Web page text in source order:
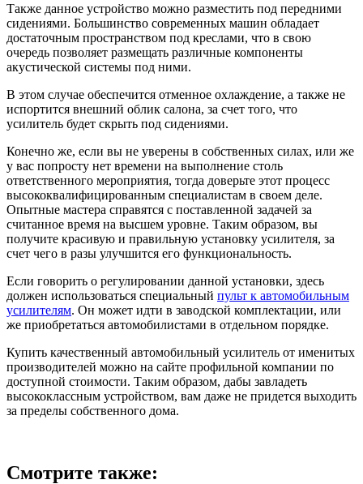
Также данное устройство можно разместить под передними
сидениями. Большинство современных машин обладает
достаточным пространством под креслами, что в свою
очередь позволяет размещать различные компоненты
акустической системы под ними.
В этом случае обеспечится отменное охлаждение, а также не
испортится внешний облик салона, за счет того, что
усилитель будет скрыть под сидениями.
Конечно же, если вы не уверены в собственных силах, или же
у вас попросту нет времени на выполнение столь
ответственного мероприятия, тогда доверьте этот процесс
высококвалифицированным специалистам в своем деле.
Опытные мастера справятся с поставленной задачей за
считанное время на высшем уровне. Таким образом, вы
получите красивую и правильную установку усилителя, за
счет чего в разы улучшится его функциональность.
Если говорить о регулировании данной установки, здесь
должен использоваться специальный пульт к автомобильным
усилителям. Он может идти в заводской комплектации, или
же приобретаться автомобилистами в отдельном порядке.
Купить качественный автомобильный усилитель от именитых
производителей можно на сайте профильной компании по
доступной стоимости. Таким образом, дабы завладеть
высококлассным устройством, вам даже не придется выходить
за пределы собственного дома.
Смотрите также: